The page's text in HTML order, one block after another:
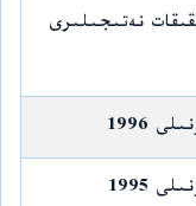
نەتىجىلىرى
1996
1995